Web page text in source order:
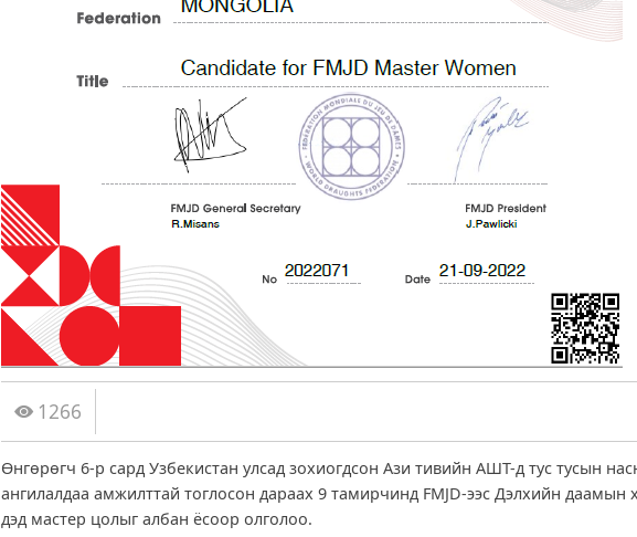
1266
Өнгөрөгч 6-р сард Узбекистан улсад зохиогдсон Ази тивийн АШТ-д тус тусын
ангилалдаа амжилттай тоглосон дараах 9 тамирчинд FMJD-ээс Дэлхийн даамын
дэд мастер цолыг албан ёсоор олголоо.